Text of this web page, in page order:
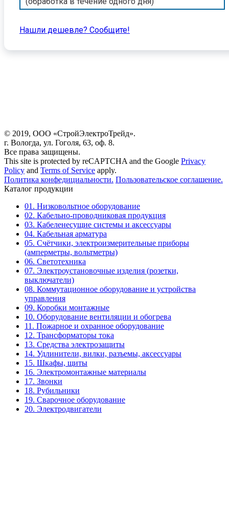
Нашли дешевле? Cообщите!
© 2019, ООО «СтройЭлектроТрейд».
г. Вологда, ул. Гоголя, 63, оф. 8.
Все права защищены.
This site is protected by reCAPTCHA and the Google Privacy
Policy and Terms of Service apply.
Политика конфедициальности. Пользовательское соглашение.
Каталог продукции
01. Низковольтное оборудование
02. Кабельно-проводниковая продукция
03. Кабеленесущие системы и аксессуары
04. Кабельная арматура
05. Счётчики, электроизмерительные приборы
(амперметры, вольтметры)
06. Светотехника
07. Электроустановочные изделия (розетки,
выключатели)
08. Коммутационное оборудование и устройства
управления
09. Коробки монтажные
10. Оборудование вентиляции и обогрева
11. Пожарное и охранное оборудование
12. Трансформаторы тока
13. Средства электрозащиты
14. Удлинители, вилки, разъемы, аксессуары
15. Шкафы, щиты
16. Электромонтажные материалы
17. Звонки
18. Рубильники
19. Сварочное оборудование
20. Электродвигатели